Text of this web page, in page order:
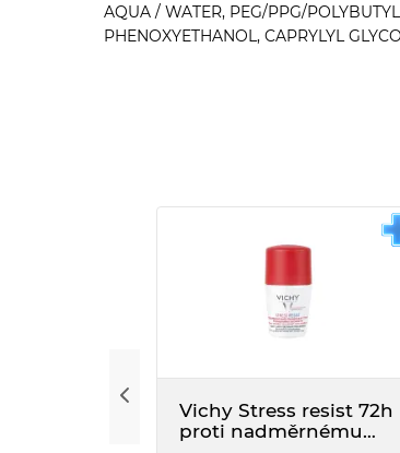
AQUA / WATER, PEG/PPG/
PHENOXYETHANOL, CAPRYLYL
Vichy Stress resist 72h
proti nadměrnému